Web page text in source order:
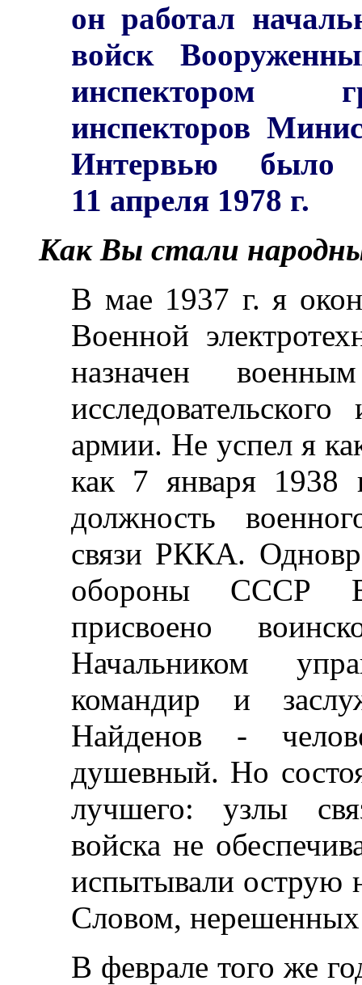
он работал
войск
инспектором
инспекторов
Интервью
11 апреля 1978 г.
Как Вы стали
В мае 1937 г. я
Военной
назначен
армии. Не успел я
как 7 января 1938
должность
связи РККА.
обороны СССР
присвоено
Начальником
командир и
Найденов -
душевный. Но
лучшего: узлы
войска не
испытывали острую
Словом,
В феврале того же